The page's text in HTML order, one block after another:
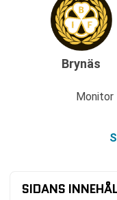
Brynäs
Monitor
SIDANS